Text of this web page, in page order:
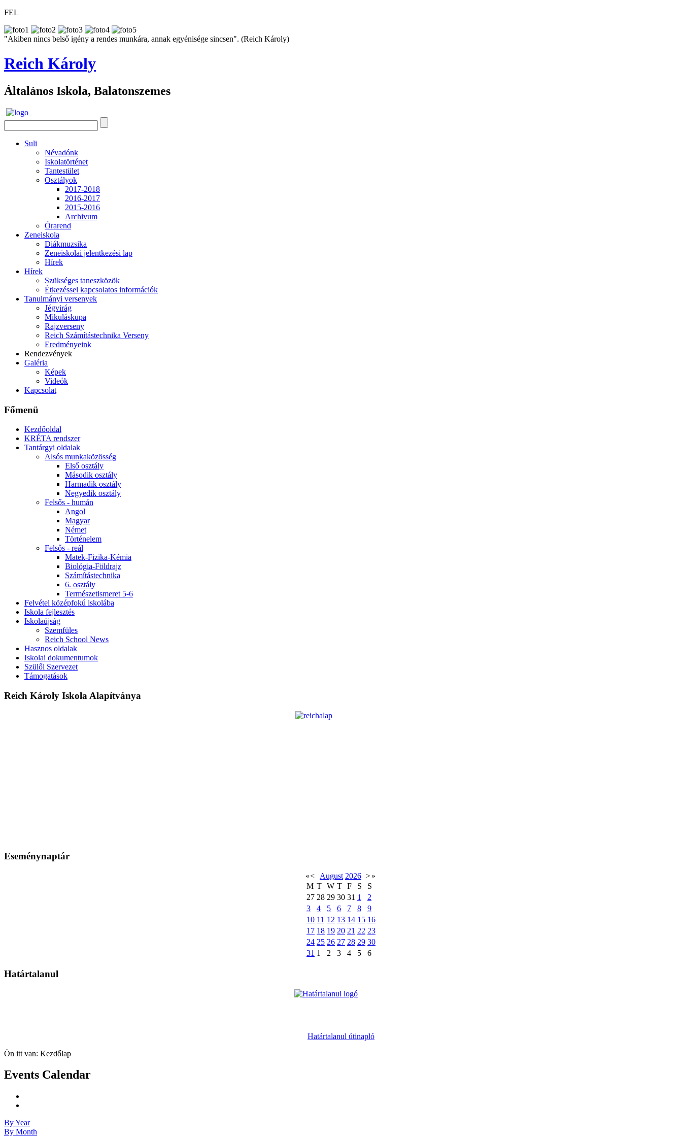
FEL
"Akiben nincs belső igény a rendes munkára, annak egyénisége sincsen". (Reich Károly)
Reich Károly
Általános Iskola, Balatonszemes
Suli
Névadónk
Iskolatörténet
Tantestület
Osztályok
2017-2018
2016-2017
2015-2016
Archivum
Órarend
Zeneiskola
Diákmuzsika
Zeneiskolai jelentkezési lap
Hírek
Hírek
Szükséges taneszközök
Étkezéssel kapcsolatos információk
Tanulmányi versenyek
Jégvirág
Mikuláskupa
Rajzverseny
Reich Számítástechnika Verseny
Eredményeink
Rendezvények
Galéria
Képek
Videók
Kapcsolat
Főmenü
Kezdőoldal
KRÉTA rendszer
Tantárgyi oldalak
Alsós munkaközösség
Első osztály
Második osztály
Harmadik osztály
Negyedik osztály
Felsős - humán
Angol
Magyar
Német
Történelem
Felsős - reál
Matek-Fizika-Kémia
Biológia-Földrajz
Számítástechnika
6. osztály
Természetismeret 5-6
Felvétel középfokú iskolába
Iskola fejlesztés
Iskolaújság
Szemfüles
Reich School News
Hasznos oldalak
Iskolai dokumentumok
Szülői Szervezet
Támogatások
Reich Károly Iskola Alapítványa
Eseménynaptár
«< August 2026 >»
M T W T F S
S
27 28 29 30 31 1
2
3
4 5 6 7 8
9
10 11 12 13 14 15 16
17 18 19 20 21 22 23
24 25 26 27 28 29 30
31 1 2 3 4 5 6
Határtalanul
Határtalanul útinapló
Ön itt van: Kezdőlap
Events Calendar
By Year
By Month